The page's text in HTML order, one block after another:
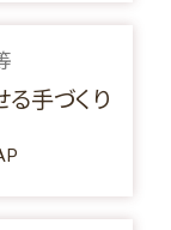
手づくり